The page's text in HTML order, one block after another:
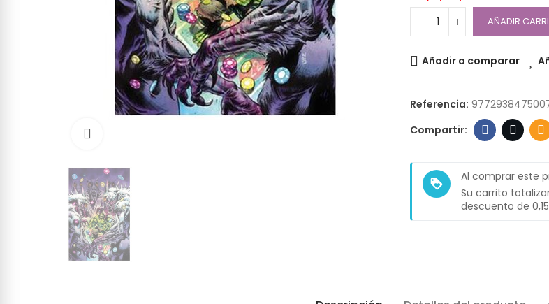
AÑADIR
Añadir a comparar
Referencia:
loyalty
Al comprar este
Su carrito
descuento de